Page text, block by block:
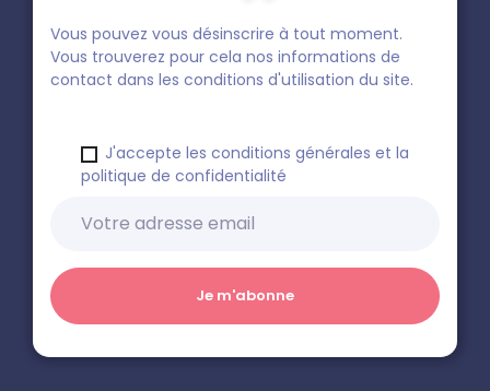
Vous pouvez vous désinscrire à tout moment.
Vous trouverez pour cela nos informations de
contact dans les conditions d'utilisation du site.
J'accepte les conditions générales et la
politique de confidentialité